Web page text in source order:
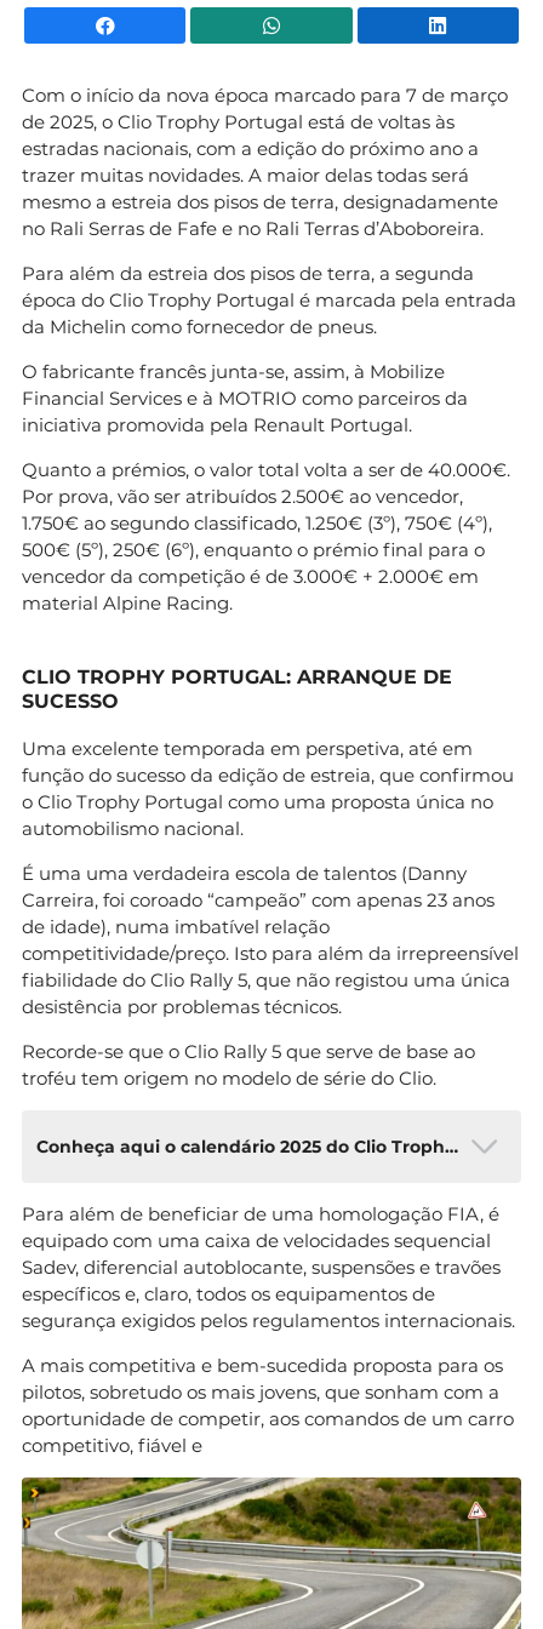
Facebook WhatsApp
Com o início da nova época marcado para 7 de março
de 2025, o Clio Trophy Portugal está de voltas às
estradas nacionais, com a edição do próximo ano a
trazer muitas novidades. A maior delas todas será
mesmo a estreia dos pisos de terra, designadamente
no Rali Serras de Fafe e no Rali Terras d’Aboboreira.
Para além da estreia dos pisos de terra, a segunda
época do Clio Trophy Portugal é marcada pela entrada
da Michelin como fornecedor de pneus.
O fabricante francês junta-se, assim, à Mobilize
Financial Services e à MOTRIO como parceiros da
iniciativa promovida pela Renault Portugal.
Quanto a prémios, o valor total volta a ser de 40.000€.
Por prova, vão ser atribuídos 2.500€ ao vencedor,
1.750€ ao segundo classificado, 1.250€ (3º), 750€ (4º),
500€ (5º), 250€ (6º), enquanto o prémio final para o
vencedor da competição é de 3.000€ + 2.000€ em
material Alpine Racing.
CLIO TROPHY PORTUGAL: ARRANQUE DE
SUCESSO
Uma excelente temporada em perspetiva, até em
função do sucesso da edição de estreia, que confirmou
o Clio Trophy Portugal como uma proposta única no
automobilismo nacional.
É uma uma verdadeira escola de talentos (Danny
Carreira, foi coroado “campeão” com apenas 23 anos
de idade), numa imbatível relação
competitividade/preço. Isto para além da irrepreensível
fiabilidade do Clio Rally 5, que não registou uma única
desistência por problemas técnicos.
Recorde-se que o Clio Rally 5 que serve de base ao
troféu tem origem no modelo de série do Clio.
Conheça aqui o calendário 2025 do Clio Trophy Portugal
Cinco ralis integram o calendário da edição 2025
do Clio Trophy Portugal, os dois primeiros
disputados em pisos de terra e os restantes em
asfalto.
Felgueiras, Boticas e Cabeceiras de Basto.
2 e 3 de maio – Rali Terras d’Aboboreira.
13 e 14 de junho – Rali Castelo Branco e Vila
Velha de Ródão.
17 e 18 de outubro – Rali Vidreiro Centro de
Portugal.
31 e 1 de novembro – Rally de Lisboa.
Para além de beneficiar de uma homologação FIA, é
equipado com uma caixa de velocidades sequencial
Sadev, diferencial autoblocante, suspensões e travões
específicos e, claro, todos os equipamentos de
segurança exigidos pelos regulamentos internacionais.
A mais competitiva e bem-sucedida proposta para os
pilotos, sobretudo os mais jovens, que sonham com a
oportunidade de competir, aos comandos de um carro
competitivo, fiável e